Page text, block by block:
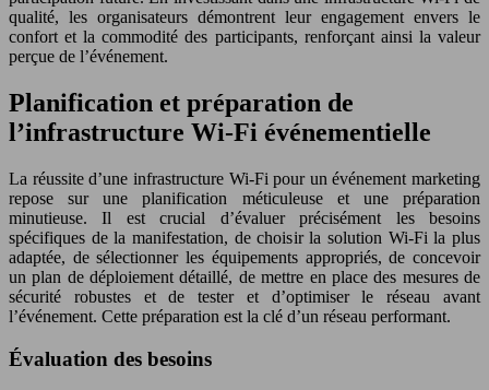
qualité, les organisateurs démontrent leur engagement envers le
confort et la commodité des participants, renforçant ainsi la valeur
perçue de l’événement.
Planification et préparation de
l’infrastructure Wi-Fi événementielle
La réussite d’une infrastructure Wi-Fi pour un événement marketing
repose sur une planification méticuleuse et une préparation
minutieuse. Il est crucial d’évaluer précisément les besoins
spécifiques de la manifestation, de choisir la solution Wi-Fi la plus
adaptée, de sélectionner les équipements appropriés, de concevoir
un plan de déploiement détaillé, de mettre en place des mesures de
sécurité robustes et de tester et d’optimiser le réseau avant
l’événement. Cette préparation est la clé d’un réseau performant.
Évaluation des besoins